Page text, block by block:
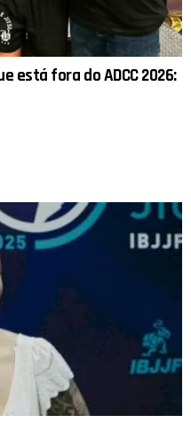
está fora do ADCC 2026: